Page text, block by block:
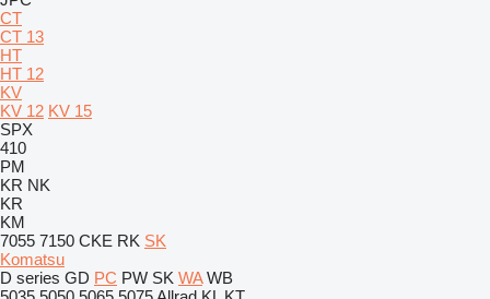
CT
CT 13
HT
HT 12
KV
KV 12 KV 15
SPX
410
PM
KR NK
KR
KM
7055 7150 CKE RK SK
Komatsu
D series GD PC PW SK WA WB